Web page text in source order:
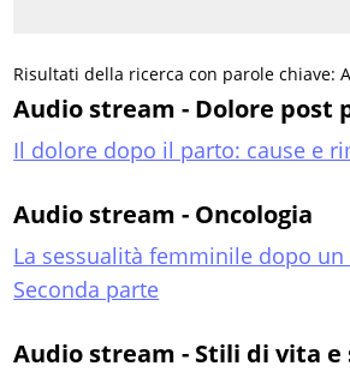
Risultati della ricerca con parole chiave:
Audio stream - Dolore post
Il dolore dopo il parto: cause e
Audio stream - Oncologia
La sessualità femminile dopo
Seconda parte
Audio stream - Stili di vita e